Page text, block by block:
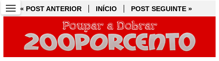
« POST ANTERIOR INÍCIO POST SEGUINTE »
« POST ANTERIOR INÍCIO POST SEGUINTE »